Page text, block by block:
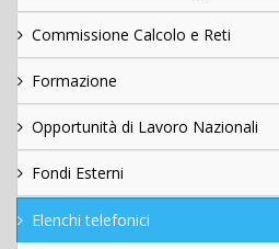
Commissione Calcolo e Reti
Formazione
Opportunità di Lavoro Nazionali
Fondi Esterni
Elenchi telefonici